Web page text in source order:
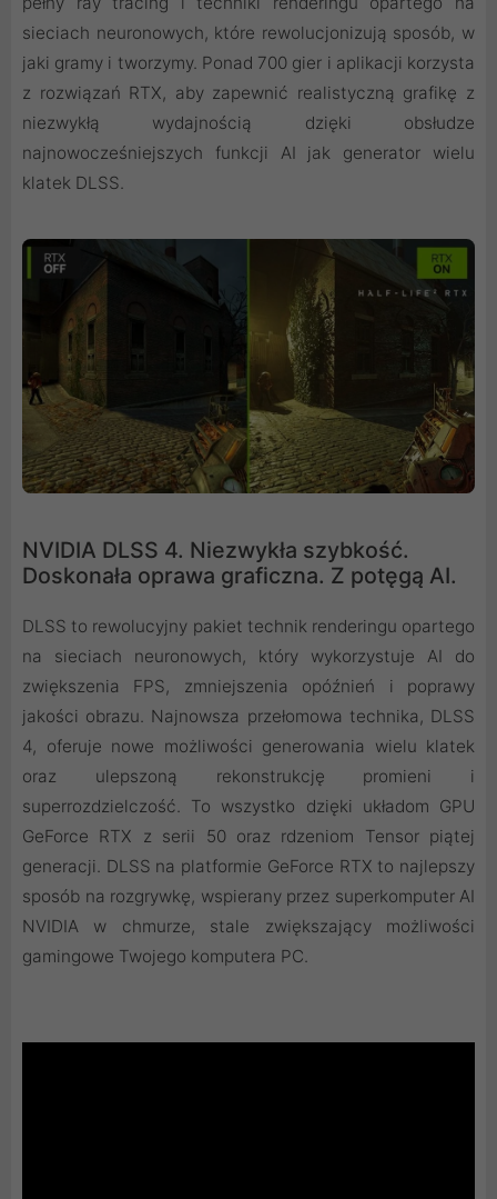
sieciach neuronowych, które rewolucjonizują sposób, w
jaki gramy i tworzymy. Ponad 700 gier i aplikacji korzysta
z rozwiązań RTX, aby zapewnić realistyczną grafikę z
niezwykłą wydajnością dzięki obsłudze
najnowocześniejszych funkcji AI jak generator wielu
klatek DLSS.
NVIDIA DLSS 4. Niezwykła szybkość.
Doskonała oprawa graficzna. Z potęgą AI.
DLSS to rewolucyjny pakiet technik renderingu opartego
na sieciach neuronowych, który wykorzystuje AI do
zwiększenia FPS, zmniejszenia opóźnień i poprawy
jakości obrazu. ‌Najnowsza przełomowa technika, DLSS
4, oferuje nowe możliwości generowania wielu klatek
oraz ulepszoną rekonstrukcję promieni i
superrozdzielczość. To wszystko dzięki układom GPU
GeForce RTX z serii 50 oraz rdzeniom Tensor piątej
generacji. DLSS na platformie GeForce RTX to najlepszy
sposób na rozgrywkę, wspierany przez superkomputer AI
NVIDIA w chmurze, stale zwiększający możliwości
gamingowe Twojego komputera PC.